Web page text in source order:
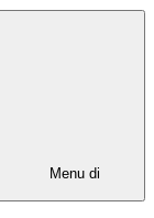
Menu di